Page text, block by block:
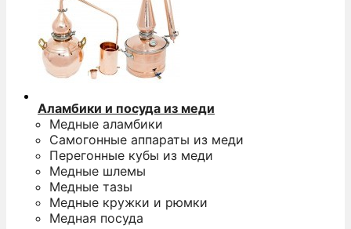
Аламбики и посуда из меди
Медные аламбики
Самогонные аппараты из меди
Перегонные кубы из меди
Медные шлемы
Медные тазы
Медные кружки и рюмки
Медная посуда